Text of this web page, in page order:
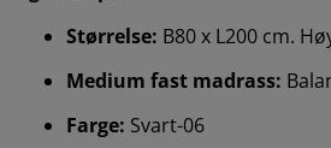
Størrelse: B80 x L200 cm.
Medium fast madrass:
Farge: Svart-06